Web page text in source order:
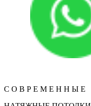
С О В Р Е М Е Н Н Ы Е